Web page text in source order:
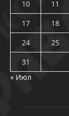
10
11
17
18
24
25
31
« Июл